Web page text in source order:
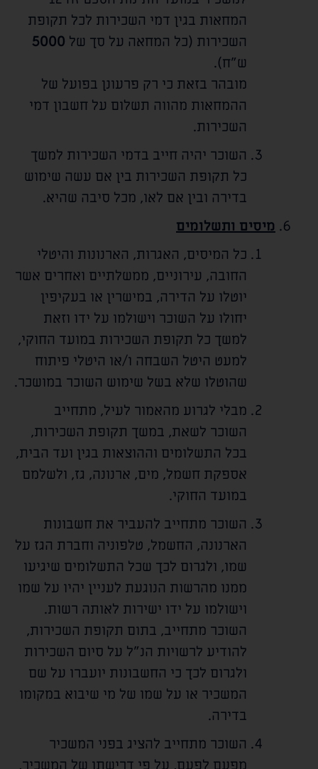
המחאות בגין דמי השכירות לכל תקופת
השכירות (כל המחאה על סך של 5000
ש"ח).
מובהר בזאת כי רק פרעונן בפועל של
ההמחאות מהווה תשלום על חשבון דמי
השכירות.
השוכר יהיה חייב בדמי השכירות למשך
כל תקופת השכירות בין אם עשה שימוש
בדירה ובין אם לאו, מכל סיבה שהיא.
מיסים ותשלומים
כל המיסים, האגרות, הארנונות והיטלי
החובה, עירוניים, ממשלתיים ואחרים אשר
יוטלו על הדירה, במישרין או בעקיפין
יחולו על השוכר וישולמו על ידו וזאת
למשך כל תקופת השכירות במועד החוקי,
למעט היטל השבחה ו/או היטלי פיתוח
שהוטלו שלא בשל שימוש השוכר במושכר.
מבלי לגרוע מהאמור לעיל, מתחייב
השוכר לשאת, במשך תקופת השכירות,
בכל התשלומים וההוצאות בגין ועד הבית,
אספקת חשמל, מים, ארנונה, גז, ולשלמם
במועד החוקי.
השוכר מתחייב להעביר את חשבונות
הארנונה, החשמל, טלפוניה וחברת הגז על
שמו, ולגרום לכך שכל התשלומים שיגיעו
ממנו מהרשות הנוגעת לעניין יהיו על שמו
וישולמו על ידו ישירות לאותה רשות.
השוכר מתחייב, בתום תקופת השכירות,
להודיע לרשויות הנ"ל על סיום השכירות
ולגרום לכך כי החשבונות יועברו על שם
המשכיר או על שמו של מי שיבוא במקומו
בדירה.
השוכר מתחייב להציג בפני המשכיר
מפעם לפעם, על פי דרישתו של המשכיר,